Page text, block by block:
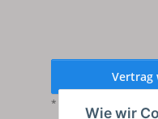
Wie wir
Vertrag
* Alle Preise inkl.